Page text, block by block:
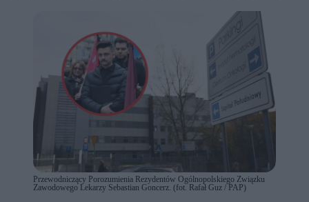
Przewodniczący Porozumienia Rezydentów Ogólnopolskiego Związku
Zawodowego Lekarzy Sebastian Goncerz. (fot. Rafał Guz / PAP)